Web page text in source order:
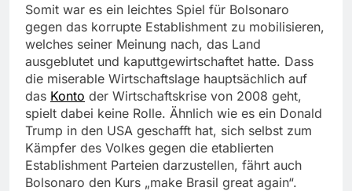
Somit war es ein leichtes Spiel für Bolsonaro
gegen das korrupte Establishment zu mobilisieren,
welches seiner Meinung nach, das Land
ausgeblutet und kaputtgewirtschaftet hatte. Dass
die miserable Wirtschaftslage hauptsächlich auf
das Konto der Wirtschaftskrise von 2008 geht,
spielt dabei keine Rolle. Ähnlich wie es ein Donald
Trump in den USA geschafft hat, sich selbst zum
Kämpfer des Volkes gegen die etablierten
Establishment Parteien darzustellen, fährt auch
Bolsonaro den Kurs „make Brasil great again“.